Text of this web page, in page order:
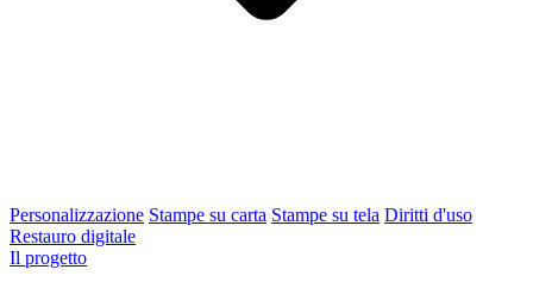
Personalizzazione Stampe su carta Stampe su tela Diritti d'uso
Restauro digitale
Il progetto